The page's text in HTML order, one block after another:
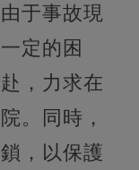
于事故現
定的困
，力求在
。同時，
，以保護